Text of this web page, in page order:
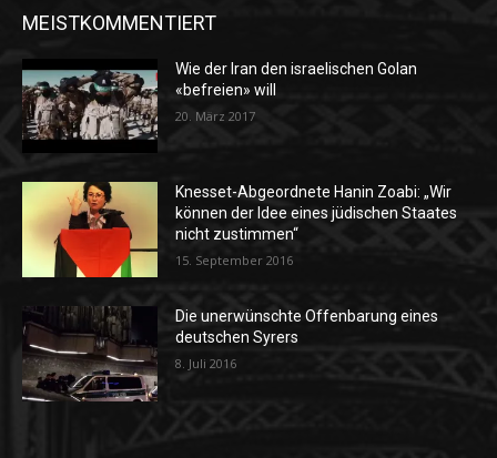
MEISTKOMMENTIERT
Wie der Iran den israelischen Golan
«befreien» will
20. März 2017
Knesset-Abgeordnete Hanin Zoabi: „Wir
können der Idee eines jüdischen Staates
nicht zustimmen“
15. September 2016
Die unerwünschte Offenbarung eines
deutschen Syrers
8. Juli 2016